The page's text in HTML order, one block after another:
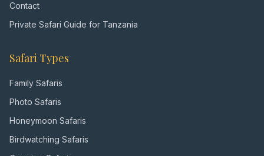
Contact
Private Safari Guide for Tanzania
Safari Types
Family Safaris
Photo Safaris
Honeymoon Safaris
Birdwatching Safaris